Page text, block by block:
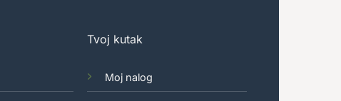
Tvoj kutak
Moj nalog